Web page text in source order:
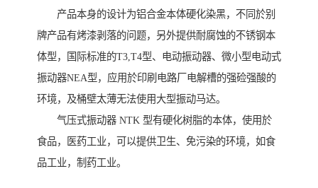
产品本身的设计为铝合金本体硬化染黑，不同於别
牌产品有烤漆剥落的问题，另外提供耐腐蚀的不锈钢本
体型，国际标准的T3,T4型、电动振动器、微小型电动式
振动器NEA型，应用於印刷电路厂电解槽的强硷强酸的
环境，及桶壁太薄无法使用大型振动马达。
气压式振动器 NTK 型有硬化树脂的本体，使用於
食品，医药工业，可以提供卫生、免污染的环境，如食
品工业，制药工业。